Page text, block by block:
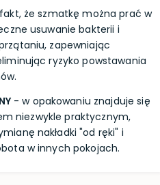
że szmatkę można prać w
usuwanie bakterii i
zapewniając
ryzyko powstawania
- w opakowaniu znajduje się
niezwykle praktycznym,
nakładki "od ręki" i
w innych pokojach.